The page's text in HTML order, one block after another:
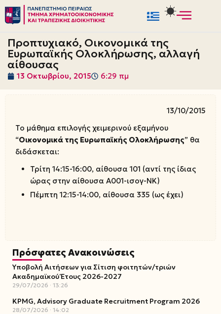
Μεταπηδήστε
στο
περιεχόμενο
Προπτυχιακό, Οικονομικά της
Ευρωπαϊκής Ολοκλήρωσης, αλλαγή
αίθουσας
13 Οκτωβρίου, 2015 6:29 πμ
13/10/2015
Το μάθημα επιλογής χειμερινού εξαμήνου
“Οικονομικά της Ευρωπαϊκής Ολοκλήρωσης” θα
διδάσκεται:
Τρίτη 14:15-16:00, αίθουσα 101 (αντί της ίδιας
ώρας στην αίθουσα Α001-ισογ-ΝΚ)
Πέμπτη 12:15-14:00, αίθουσα 335 (ως έχει)
Πρόσφατες Ανακοινώσεις
Υποβολή Αιτήσεων για Σίτιση φοιτητών/τριών
Ακαδημαϊκού Έτους 2026-2027
29/07/2026 13:26
KPMG, Advisory Graduate Recruitment Program 2026
28/07/2026 14:02